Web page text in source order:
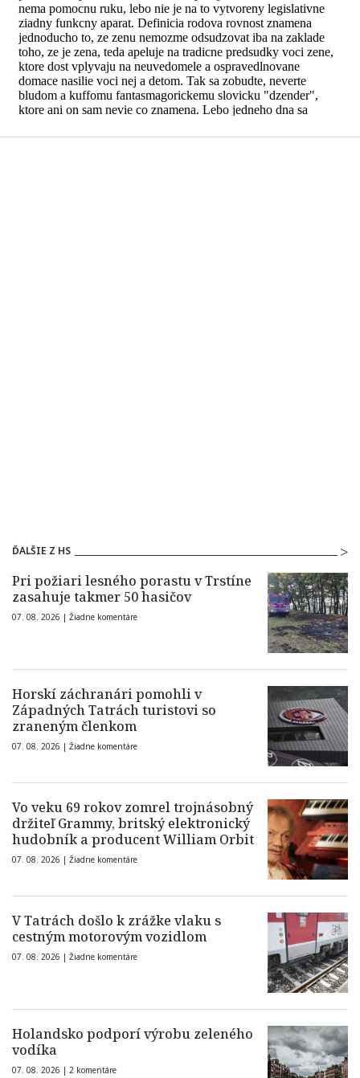
ĎALŠIE Z HS
Pri požiari lesného porastu v Trstíne
zasahuje takmer 50 hasičov
07. 08. 2026 | Žiadne komentáre
Horskí záchranári pomohli v
Západných Tatrách turistovi so
zraneným členkom
07. 08. 2026 | Žiadne komentáre
Vo veku 69 rokov zomrel trojnásobný
držiteľ Grammy, britský elektronický
hudobník a producent William Orbit
07. 08. 2026 | Žiadne komentáre
V Tatrách došlo k zrážke vlaku s
cestným motorovým vozidlom
07. 08. 2026 | Žiadne komentáre
Holandsko podporí výrobu zeleného
vodíka
07. 08. 2026 | 2 komentáre